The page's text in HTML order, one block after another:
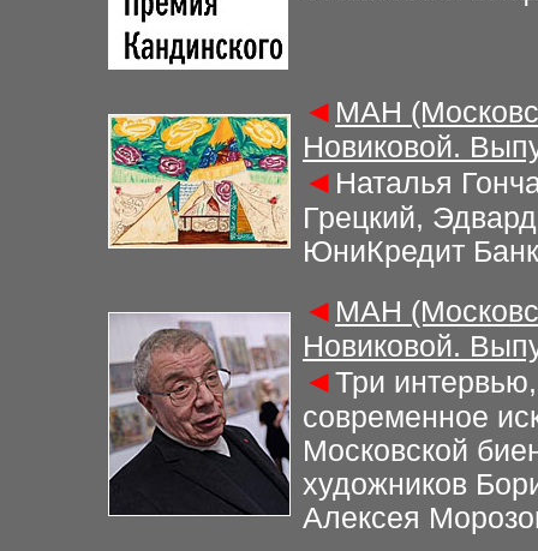
◄ МАН
Новиковой.
◄ Наталья
Грецкий,
ЮниКредит
◄ МАН
Новиковой.
◄Три
современное
Московской
художников
Алексея